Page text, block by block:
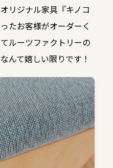
リジナル家具『キノコ
たお客様がオーダーく
ルーツファクトリーの
んて嬉しい限りです！